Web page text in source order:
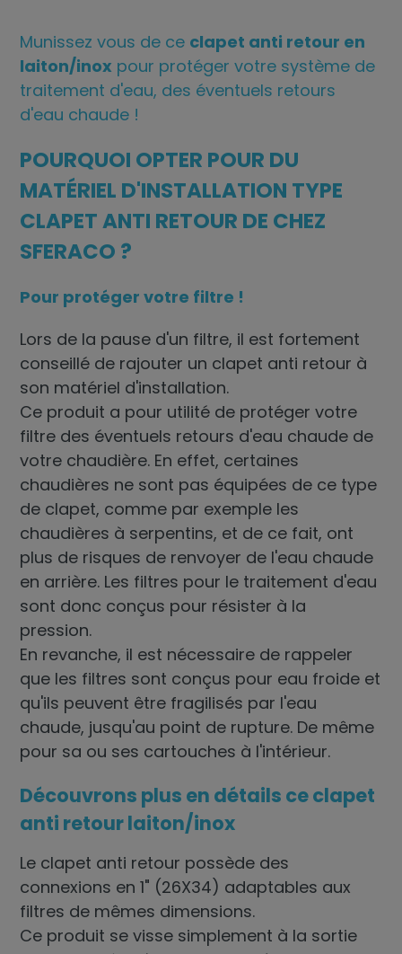
Munissez vous de ce clapet anti retour en
laiton/inox pour protéger votre système de
traitement d'eau, des éventuels retours
d'eau chaude !
POURQUOI OPTER POUR DU
MATÉRIEL D'INSTALLATION TYPE
CLAPET ANTI RETOUR DE CHEZ
SFERACO ?
Pour protéger votre filtre !
Lors de la pause d'un filtre, il est fortement
conseillé de rajouter un clapet anti retour à
son matériel d'installation.
Ce produit a pour utilité de protéger votre
filtre des éventuels retours d'eau chaude de
votre chaudière. En effet, certaines
chaudières ne sont pas équipées de ce type
de clapet, comme par exemple les
chaudières à serpentins, et de ce fait, ont
plus de risques de renvoyer de l'eau chaude
en arrière. Les filtres pour le traitement d'eau
sont donc conçus pour résister à la
pression.
En revanche, il est nécessaire de rappeler
que les filtres sont conçus pour eau froide et
qu'ils peuvent être fragilisés par l'eau
chaude, jusqu'au point de rupture. De même
pour sa ou ses cartouches à l'intérieur.
Découvrons plus en détails ce clapet
anti retour laiton/inox
Le clapet anti retour possède des
connexions en 1" (26X34) adaptables aux
filtres de mêmes dimensions.
Ce produit se visse simplement à la sortie